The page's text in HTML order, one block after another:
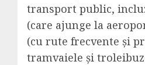
transport public,
(care ajunge la
(cu rute frecvente și
tramvaiele și